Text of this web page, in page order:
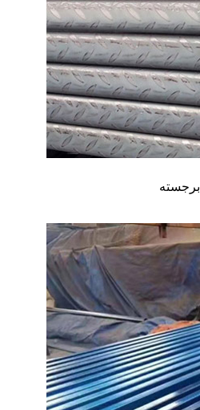
برجسته